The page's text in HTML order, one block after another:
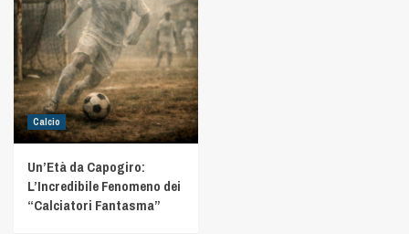
Calcio
Un’Età da Capogiro:
L’Incredibile Fenomeno dei
“Calciatori Fantasma”